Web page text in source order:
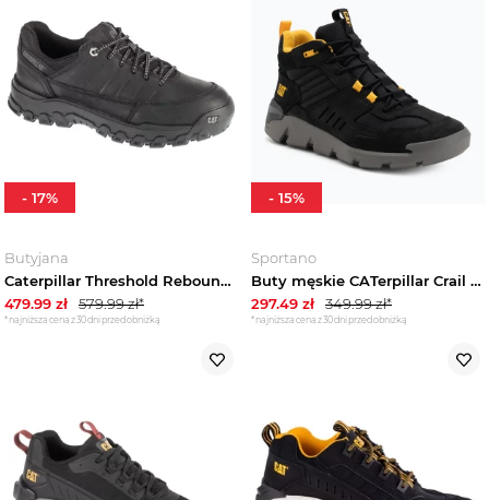
Butyjana
Caterpillar Threshold Rebound Low P726207, Męskie, Czarne, buty sneakers, skóra naturalna, rozmiar: 42
479.99 zł 579.99zł*
*najniższa cena z 30 dni przed obniżką
- 17%
Sportano
Buty męskie CATerpillar Crail Sport Mid black Brązowy
297.49 zł 349.99zł*
*najniższa cena z 30 dni przed obniżką
- 15%